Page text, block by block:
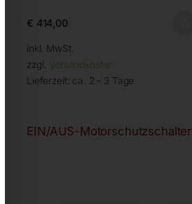
€ 414,00
inkl. MwSt.
zzgl. Versandkosten
Lieferzeit: ca. 2 - 3 Tage
EIN/AUS-Motorschutzschalter